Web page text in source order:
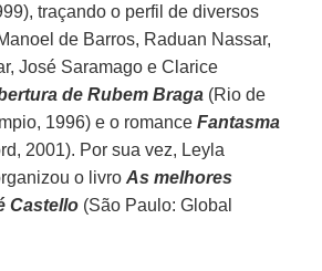
traçando o perfil de diversos
de Barros, Raduan Nassar,
José Saramago e Clarice
de Rubem Braga (Rio de
1996) e o romanceFantasma
2001). Por sua vez, Leyla
o livroAs melhores
Castello (São Paulo: Global